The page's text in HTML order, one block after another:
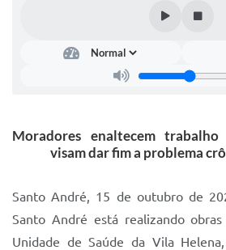
Legislação
Lei de acesso à informação
Mobilidade Urbana Sustentável
Parque Escola
Moradores enaltecem
visam dar fim a problema
Santo André, 15 de outubro de
Santo André está realizando
Unidade de Saúde da Vila